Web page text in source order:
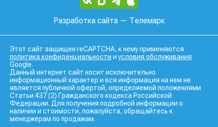
Разработка сайта— Телемарк
Этот сайт защищен reCAPTCHA, к нему применяются
политика конфиденциальности иусловия обслуживания
Google.
Данный интернет сайт носит исключительно
информационный характер и вся информация на нем не
является публичной офертой, определяемой положениями
Статьи 437 (2) Гражданского кодекса Российской
Федерации. Для получения подробной информации о
наличии и стоимости, пожалуйста, обращайтесь к
менеджерам по продажам.